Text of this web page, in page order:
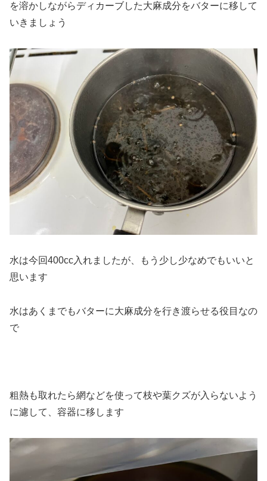
を溶かしながらディカーブした大麻成分をバターに移して
いきましょう
水は今回400cc入れましたが、もう少し少なめでもいいと
思います
水はあくまでもバターに大麻成分を行き渡らせる役目なの
で
粗熱も取れたら網などを使って枝や葉クズが入らないよう
に濾して、容器に移します